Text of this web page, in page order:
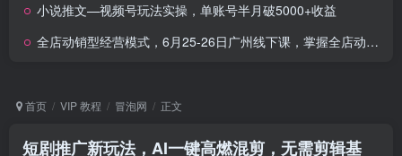
小说推文—视频号玩法实操，单账号半月破5000+收益
全店动销型经营模式，6月25-26日广州线下课，掌握全店动销模型和全流程方法论
首页 VIP 教程 冒泡网 正文
短剧推广新玩法，AI一键高燃混剪，无需剪辑基